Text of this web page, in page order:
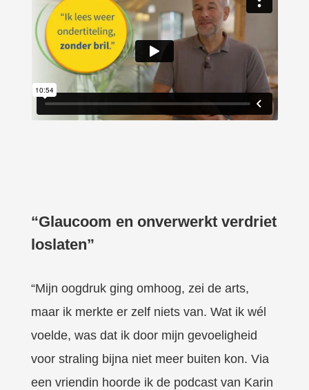
“Glaucoom en onverwerkt verdriet
loslaten”
“Mijn oogdruk ging omhoog, zei de arts,
maar ik merkte er zelf niets van. Wat ik wél
voelde, was dat ik door mijn gevoeligheid
voor straling bijna niet meer buiten kon. Via
een vriendin hoorde ik de podcast van Karin